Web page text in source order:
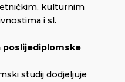
kulturnim
i sl.
poslijediplomske
studij dodjeljuje